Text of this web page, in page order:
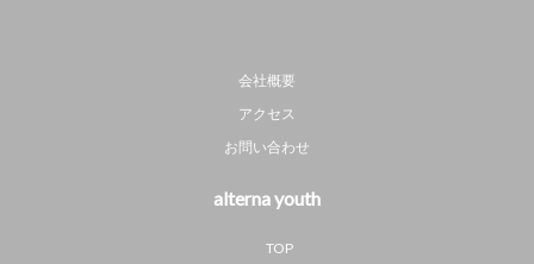
会社概要
アクセス
お問い合わせ
alterna youth
TOP